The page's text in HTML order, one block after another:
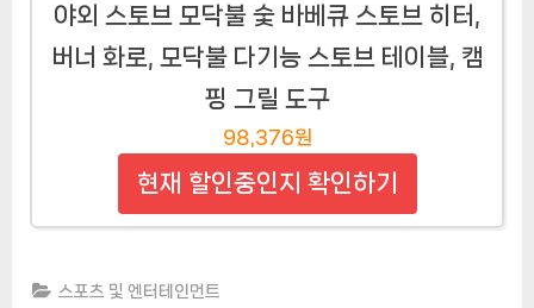
야외 스토브 모닥불 숯 바베큐 스토브 히터,
버너 화로, 모닥불 다기능 스토브 테이블, 캠
핑 그릴 도구
98,376원
현재 할인중인지 확인하기
스포츠 및 엔터테인먼트